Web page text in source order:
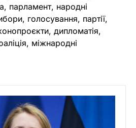
парламент, народні
голосування, партії,
дипломатія,
міжнародні